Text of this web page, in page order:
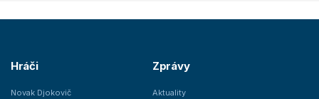
Hráči
Novak Djokovič
Zprávy
Aktuality